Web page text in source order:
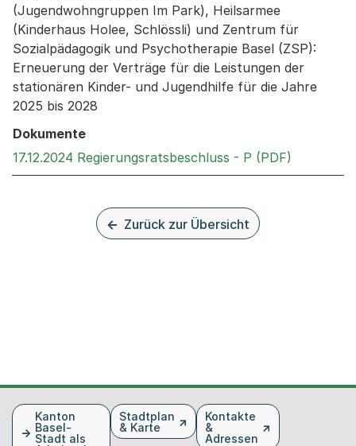
(Jugendwohngruppen Im Park), Heilsarmee
(Kinderhaus Holee, Schlössli) und Zentrum für
Sozialpädagogik und Psychotherapie Basel (ZSP):
Erneuerung der Verträge für die Leistungen der
stationären Kinder- und Jugendhilfe für die Jahre
2025 bis 2028
Dokumente
17.12.2024 Regierungsratsbeschluss - P (PDF)
Zurück zur Übersicht
FusszeileKanton
Basel-
Stadt als
Stadtplan
& Karte
Kontakte
&
Adressen